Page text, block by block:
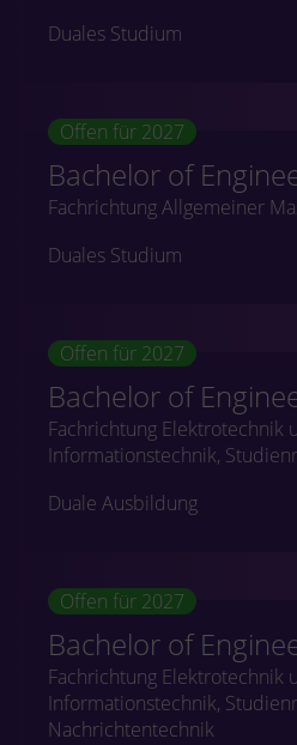
Duales Studium
Offen für 2027
Bachelor of
Fachrichtung Allgemeiner
Duales Studium
Offen für 2027
Bachelor of
Fachrichtung Elektrotechnik
Informationstechnik,
Duale Ausbildung
Offen für 2027
Bachelor of
Fachrichtung Elektrotechnik
Informationstechnik,
Nachrichtentechnik